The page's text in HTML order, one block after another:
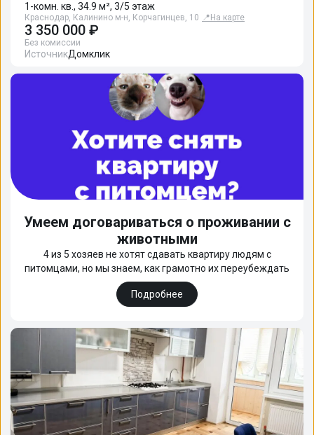
1-комн. кв., 34.9 м², 3/5 этаж
Краснодар, Калинино м-н, Корчагинцев, 10 📍 На карте
3 350 000 ₽
Без комиссии
ИсточникДомклик
Умеем договариваться о проживании с
животными
4 из 5 хозяев не хотят сдавать квартиру людям с
питомцами, но мы знаем, как грамотно их переубеждать
Подробнее